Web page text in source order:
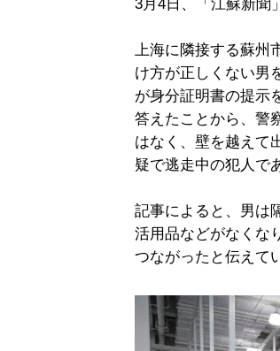
3月4日、「江蘇新聞
上海に隣接する蘇
け方が正しくない男
が身分証明書の提示
答えたことから、警
はなく、壁を越えて
疑で逃走中の犯人で
記事によると、男は
活用品などがなくな
つながったと伝えて